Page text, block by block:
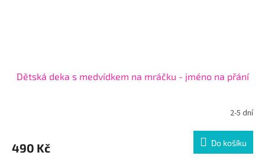
Dětská deka s medvídkem na mráčku - jméno na přání
2-5 dní
490 Kč Do košíku